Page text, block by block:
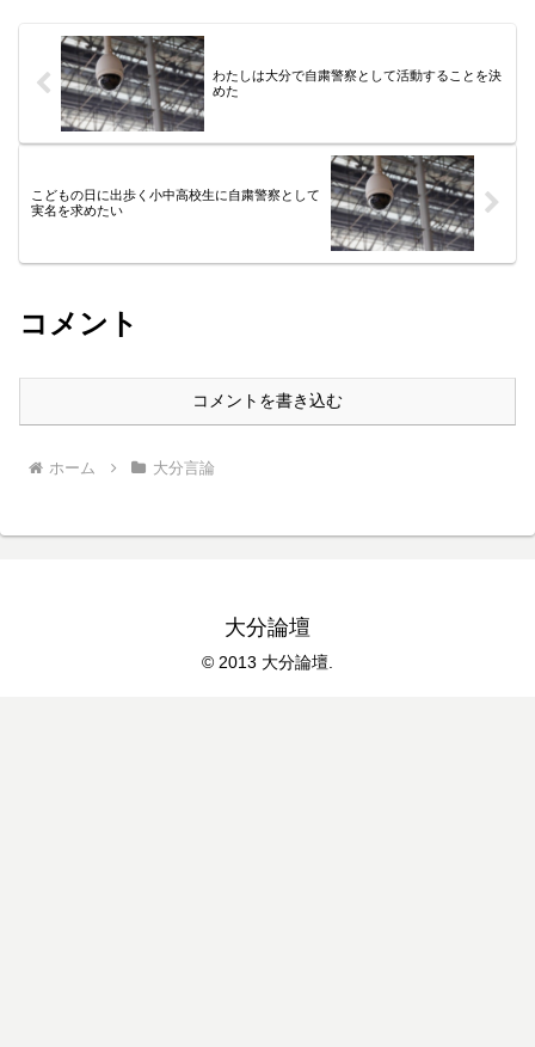
わたしは大分で自粛警察として活動することを決
めた
こどもの日に出歩く小中高校生に自粛警察として
実名を求めたい
コメント
コメントを書き込む
ホーム 大分言論
大分論壇
© 2013 大分論壇.